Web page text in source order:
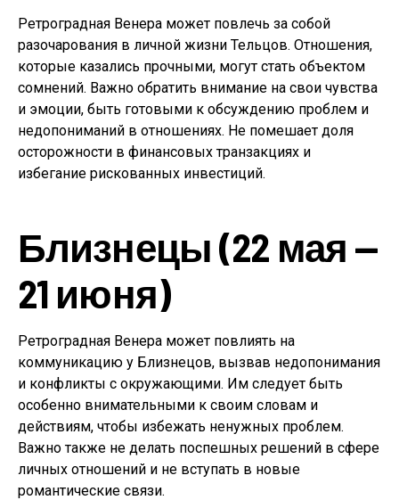
Ретроградная Венера может повлечь за собой
разочарования в личной жизни Тельцов. Отношения,
которые казались прочными, могут стать объектом
сомнений. Важно обратить внимание на свои чувства
и эмоции, быть готовыми к обсуждению проблем и
недопониманий в отношениях. Не помешает доля
осторожности в финансовых транзакциях и
избегание рискованных инвестиций.
Близнецы (22 мая —
21 июня)
Ретроградная Венера может повлиять на
коммуникацию у Близнецов, вызвав недопонимания
и конфликты с окружающими. Им следует быть
особенно внимательными к своим словам и
действиям, чтобы избежать ненужных проблем.
Важно также не делать поспешных решений в сфере
личных отношений и не вступать в новые
романтические связи.